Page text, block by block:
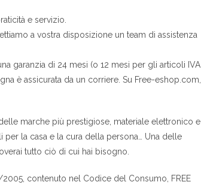
e servizio.
a vostra disposizione un team di assistenza
garanzia di 24 mesi (o 12 mesi per gli articoli IVA
è assicurata da un corriere. Su Free-eshop.com,
marche più prestigiose, materiale elettronico e
la casa e la cura della persona… Una delle
tutto ciò di cui hai bisogno.
contenuto nel Codice del Consumo, FREE